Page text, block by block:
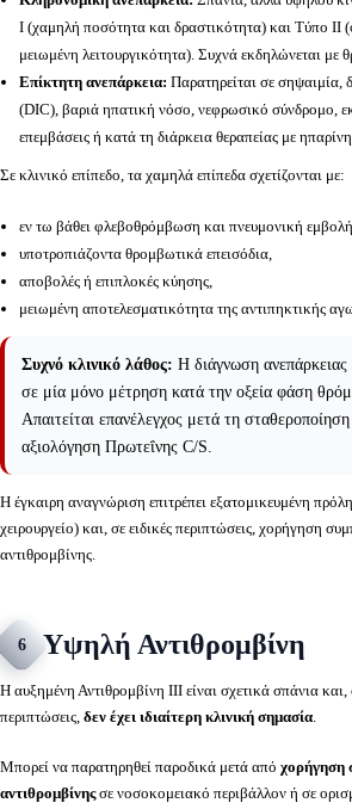
Ι (χαμηλή ποσότητα και δραστικότητα) και Τύπο ΙΙ
μειωμένη λειτουργικότητα). Συχνά εκδηλώνεται με
Επίκτητη ανεπάρκεια: Παρατηρείται σε σηψαιμία,
(DIC), βαριά ηπατική νόσο, νεφρωσικό σύνδρομο,
επεμβάσεις ή κατά τη διάρκεια θεραπείας με
Σε κλινικό επίπεδο, τα χαμηλά επίπεδα σχετίζονται με:
εν τω βάθει φλεβοθρόμβωση και πνευμονική
υποτροπιάζοντα θρομβωτικά επεισόδια,
αποβολές ή επιπλοκές κύησης,
μειωμένη αποτελεσματικότητα της αντιπηκτικής
Συχνό κλινικό λάθος: Η διάγνωση ανεπάρκειας
σε μία μόνο μέτρηση κατά την οξεία φάση
Απαιτείται επανέλεγχος μετά τη
αξιολόγηση Πρωτεΐνης C/S.
Η έγκαιρη αναγνώριση επιτρέπει εξατομικευμένη
χειρουργείο) και, σε ειδικές περιπτώσεις, χορήγηση
αντιθρομβίνης.
6 Υψηλή Αντιθρομβίνη
Η αυξημένη Αντιθρομβίνη ΙΙΙ είναι σχετικά σπάνια και,
περιπτώσεις, δεν έχει ιδιαίτερη κλινική σημασία.
Μπορεί να παρατηρηθεί παροδικά μετά από χορήγηση
αντιθρομβίνηςσε νοσοκομειακό περιβάλλον ή σε